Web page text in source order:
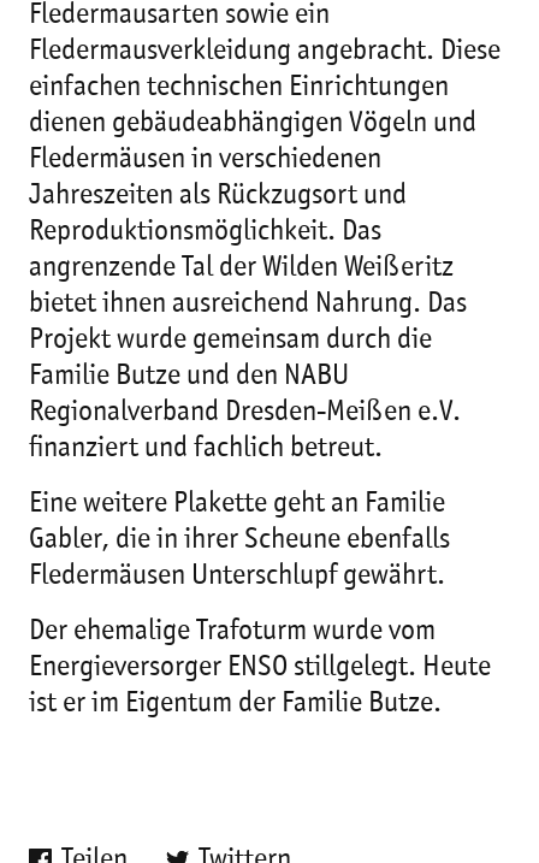
Fledermausarten sowie ein
Fledermausverkleidung angebracht. Diese
einfachen technischen Einrichtungen
dienen gebäudeabhängigen Vögeln und
Fledermäusen in verschiedenen
Jahreszeiten als Rückzugsort und
Reproduktionsmöglichkeit. Das
angrenzende Tal der Wilden Weißeritz
bietet ihnen ausreichend Nahrung. Das
Projekt wurde gemeinsam durch die
Familie Butze und den NABU
Regionalverband Dresden-Meißen e.V.
finanziert und fachlich betreut.
Eine weitere Plakette geht an Familie
Gabler, die in ihrer Scheune ebenfalls
Fledermäusen Unterschlupf gewährt.
Der ehemalige Trafoturm wurde vom
Energieversorger ENSO stillgelegt. Heute
ist er im Eigentum der Familie Butze.